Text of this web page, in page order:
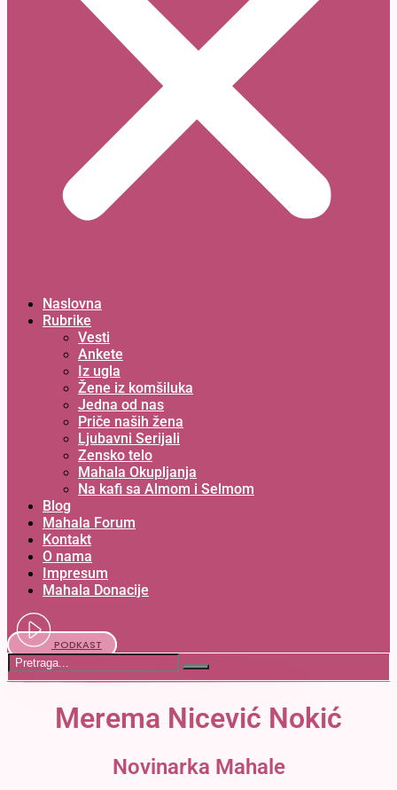
Naslovna
Rubrike
Vesti
Ankete
Iz ugla
Žene iz komšiluka
Jedna od nas
Priče naših žena
Ljubavni Serijali
Zensko telo
Mahala Okupljanja
Na kafi sa Almom i Selmom
Blog
Mahala Forum
Kontakt
O nama
Impresum
Mahala Donacije
PODKAST
Merema Nicević Nokić
Novinarka Mahale